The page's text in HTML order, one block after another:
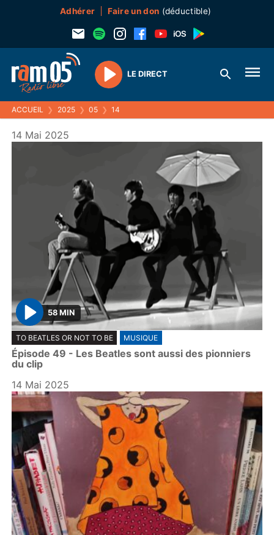
Adhérer Faire un don (déductible)
Play
LE DIRECT
ACCUEIL ❯ 2025 ❯ 05 ❯ 14
14 Mai 2025
P
l
a
y
58 MIN
TO BEATLES OR NOT TO BE MUSIQUE
Épisode 49 - Les Beatles sont aussi des pionniers
du clip
14 Mai 2025